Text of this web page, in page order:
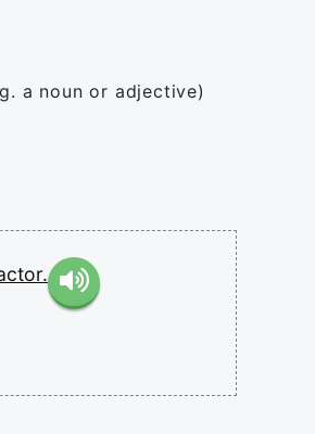
a noun or adjective)